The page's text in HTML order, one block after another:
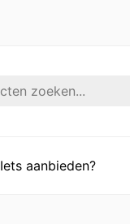
Iets aanbieden?